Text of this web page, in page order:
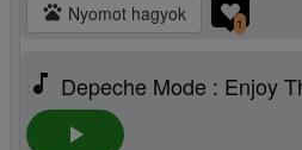
pets Nyomot hagyok 1
music_note Depeche Mode : Enjoy
play_arrow